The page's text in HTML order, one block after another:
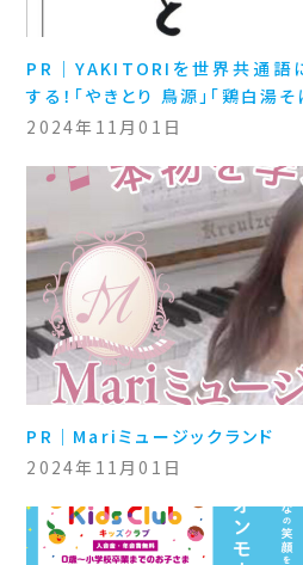
PR｜YAKITORIを世界共通語
する！「やきとり 鳥源」「鶏白湯そ
2024年11月01日
PR｜Mariミュージックランド
2024年11月01日